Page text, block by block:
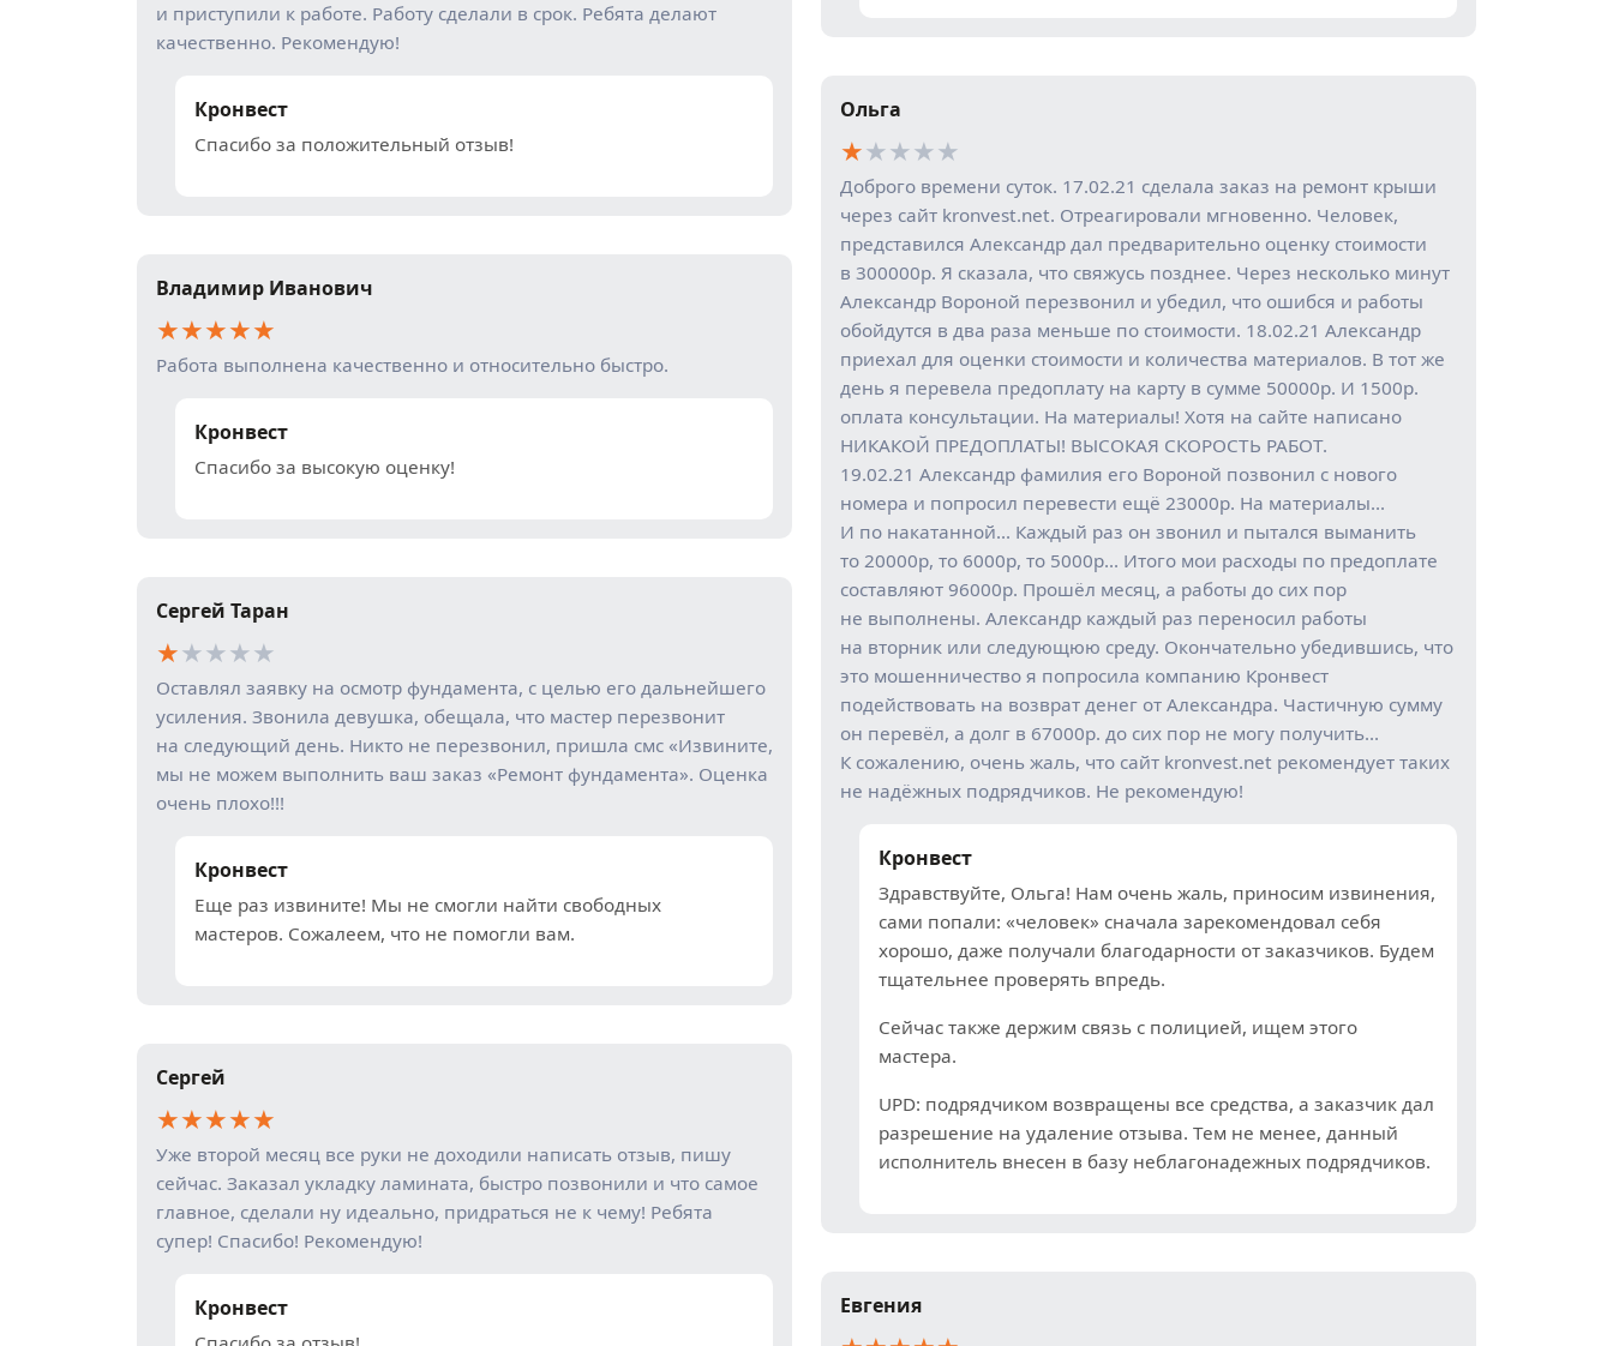
и приступили к работе. Работу сделали в срок. Ребята делают
качественно. Рекомендую!
Кронвест
Спасибо за положительный отзыв!
Ольга
★★★★★
Доброго времени суток. 17.02.21 сделала заказ на ремонт крыши
через сайт kronvest.net. Отреагировали мгновенно. Человек,
представился Александр дал предварительно оценку стоимости
в 300000р. Я сказала, что свяжусь позднее. Через несколько минут
Александр Вороной перезвонил и убедил, что ошибся и работы
обойдутся в два раза меньше по стоимости. 18.02.21 Александр
приехал для оценки стоимости и количества материалов. В тот же
день я перевела предоплату на карту в сумме 50000р. И 1500р.
оплата консультации. На материалы! Хотя на сайте написано
НИКАКОЙ ПРЕДОПЛАТЫ! ВЫСОКАЯ СКОРОСТЬ РАБОТ.
19.02.21 Александр фамилия его Вороной позвонил с нового
номера и попросил перевести ещё 23000р. На материалы…
И по накатанной… Каждый раз он звонил и пытался выманить
то 20000р, то 6000р, то 5000р… Итого мои расходы по предоплате
составляют 96000р. Прошёл месяц, а работы до сих пор
не выполнены. Александр каждый раз переносил работы
на вторник или следующюю среду. Окончательно убедившись, что
это мошенничество я попросила компанию Кронвест
подействовать на возврат денег от Александра. Частичную сумму
он перевёл, а долг в 67000р. до сих пор не могу получить…
К сожалению, очень жаль, что сайт kronvest.net рекомендует таких
не надёжных подрядчиков. Не рекомендую!
Кронвест
Здравствуйте, Ольга! Нам очень жаль, приносим извинения,
сами попали: «человек» сначала зарекомендовал себя
хорошо, даже получали благодарности от заказчиков. Будем
тщательнее проверять впредь.
Сейчас также держим связь с полицией, ищем этого
мастера.
UPD: подрядчиком возвращены все средства, а заказчик дал
разрешение на удаление отзыва. Тем не менее, данный
исполнитель внесен в базу неблагонадежных подрядчиков.
Владимир Иванович
★★★★★
Работа выполнена качественно и относительно быстро.
Кронвест
Спасибо за высокую оценку!
Сергей Таран
★★★★★
Оставлял заявку на осмотр фундамента, с целью его дальнейшего
усиления. Звонила девушка, обещала, что мастер перезвонит
на следующий день. Никто не перезвонил, пришла смс «Извините,
мы не можем выполнить ваш заказ «Ремонт фундамента». Оценка
очень плохо!!!
Кронвест
Еще раз извините! Мы не смогли найти свободных
мастеров. Сожалеем, что не помогли вам.
Сергей
★★★★★
Уже второй месяц все руки не доходили написать отзыв, пишу
сейчас. Заказал укладку ламината, быстро позвонили и что самое
главное, сделали ну идеально, придраться не к чему! Ребята
супер! Спасибо! Рекомендую!
Кронвест Евгения